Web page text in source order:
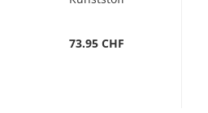
73.95 CHF